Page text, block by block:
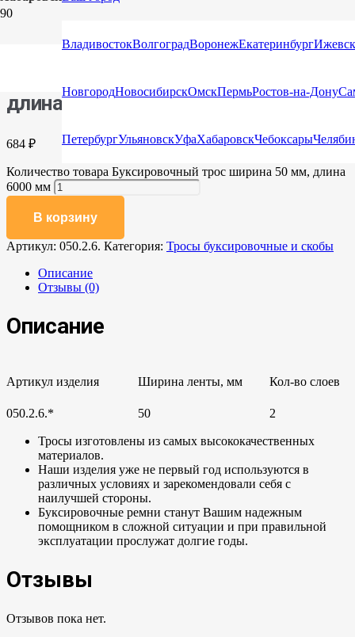
ВладивостокВолгоградВоронежЕкатеринбургИжевск
НовгородНовосибирскОмскПермьРостов-на-Дону
ПетербургУльяновскУфаХабаровскЧебоксары
/ Буксировочный трос ширина 50 мм, длина 6000 мм
длина 6000 мм
684 ₽
Количество товара Буксировочный трос ширина 50 мм, длина
6000 мм
В корзину
Артикул: 050.2.6. Категория: Тросы буксировочные и скобы
Описание
Отзывы (0)
Описание
Артикул изделия Ширина ленты, мм Кол-во слоев
050.2.6.* 50 2
Тросы изготовлены из самых высококачественных
материалов.
Наши изделия уже не первый год используются в
различных условиях и зарекомендовали себя с
наилучшей стороны.
Буксировочные ремни станут Вашим надежным
помощником в сложной ситуации и при правильной
эксплуатации прослужат долгие годы.
Отзывы
Отзывов пока нет.